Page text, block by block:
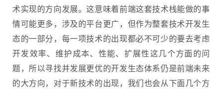
术实现的方向发展。这意味着前端这套技术栈能做的事
情可能更多，涉及的平台更广，但作为整套技术开发生
态的一部分，每一项技术的出现都必不可少的要去考虑
开发效率、维护成本、性能、扩展性这几个方面的问
题，所以寻找并发展更优的开发生态体系仍是前端未来
的大方向，对于新技术的出现，我们也会从下面几个方